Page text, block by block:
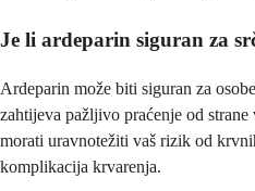
Je li ardeparin siguran za
Ardeparin može biti siguran za
zahtijeva pažljivo praćenje od
morati uravnotežiti vaš rizik od
komplikacija krvarenja.